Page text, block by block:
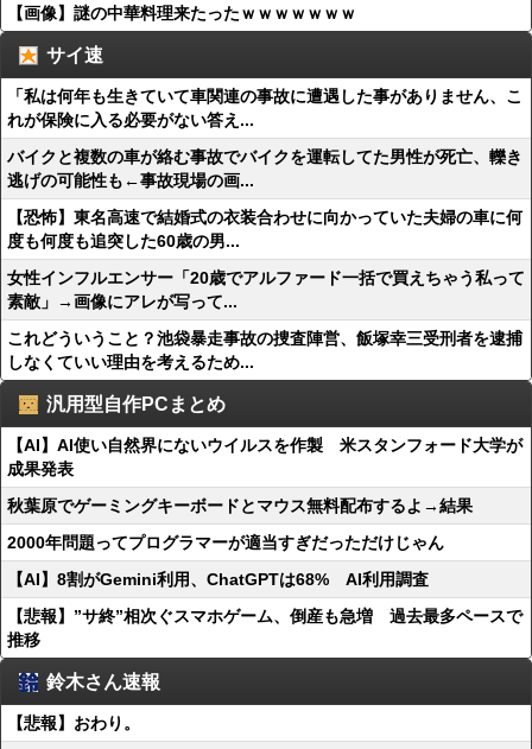
【画像】謎の中華料理来たったｗｗｗｗｗｗｗ
サイ速
「私は何年も生きていて車関連の事故に遭遇した事がありません、こ
れが保険に入る必要がない答え...
バイクと複数の車が絡む事故でバイクを運転してた男性が死亡、轢き
逃げの可能性も←事故現場の画...
【恐怖】東名高速で結婚式の衣装合わせに向かっていた夫婦の車に何
度も何度も追突した60歳の男...
女性インフルエンサー「20歳でアルファード一括で買えちゃう私って
素敵」→画像にアレが写って...
これどういうこと？池袋暴走事故の捜査陣営、飯塚幸三受刑者を逮捕
しなくていい理由を考えるため...
汎用型自作PCまとめ
【AI】AI使い自然界にないウイルスを作製 米スタンフォード大学が
成果発表
秋葉原でゲーミングキーボードとマウス無料配布するよ→結果
2000年問題ってプログラマーが適当すぎだっただけじゃん
【AI】8割がGemini利用、ChatGPTは68% AI利用調査
【悲報】”サ終”相次ぐスマホゲーム、倒産も急増 過去最多ペースで
推移
鈴木さん速報
【悲報】おわり。